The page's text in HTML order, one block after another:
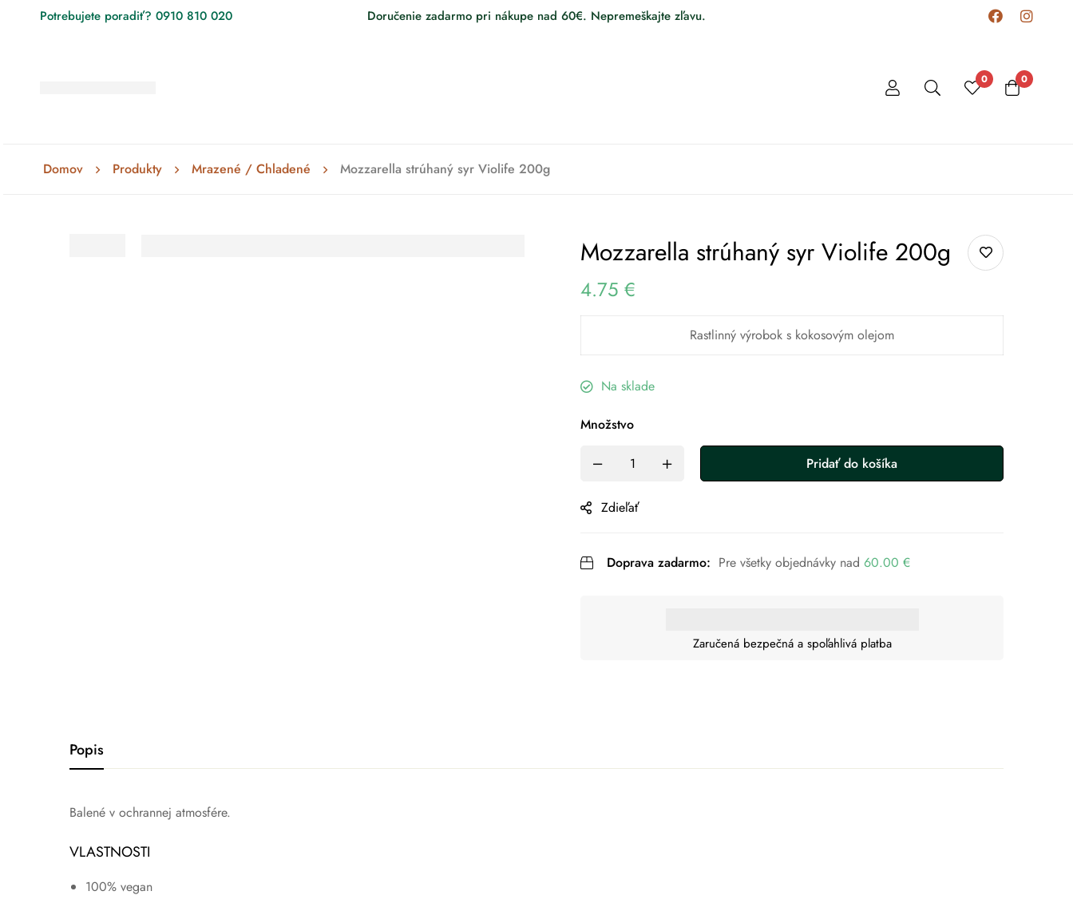
Potrebujete poradiť? 0910 810 020 Doručenie zadarmo pri nákupe nad 60€. Nepremeškajte zľavu.
0 0
Domov Produkty Mrazené / Chladené Mozzarella strúhaný syr Violife 200g
Mozzarella strúhaný syr Violife 200g
4.75 €
Rastlinný výrobok s kokosovým olejom
Na sklade
Množstvo
Pridať do košíka
Zdieľať
Doprava zadarmo: Pre všetky objednávky nad 60.00 €
Zaručená bezpečná a spoľahlivá platba
Popis
Balené v ochrannej atmosfére.
VLASTNOSTI
100% vegan